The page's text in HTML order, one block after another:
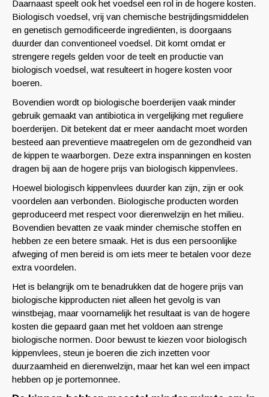
Daarnaast speelt ook het voedsel een rol in de hogere kosten.
Biologisch voedsel, vrij van chemische bestrijdingsmiddelen
en genetisch gemodificeerde ingrediënten, is doorgaans
duurder dan conventioneel voedsel. Dit komt omdat er
strengere regels gelden voor de teelt en productie van
biologisch voedsel, wat resulteert in hogere kosten voor
boeren.
Bovendien wordt op biologische boerderijen vaak minder
gebruik gemaakt van antibiotica in vergelijking met reguliere
boerderijen. Dit betekent dat er meer aandacht moet worden
besteed aan preventieve maatregelen om de gezondheid van
de kippen te waarborgen. Deze extra inspanningen en kosten
dragen bij aan de hogere prijs van biologisch kippenvlees.
Hoewel biologisch kippenvlees duurder kan zijn, zijn er ook
voordelen aan verbonden. Biologische producten worden
geproduceerd met respect voor dierenwelzijn en het milieu.
Bovendien bevatten ze vaak minder chemische stoffen en
hebben ze een betere smaak. Het is dus een persoonlijke
afweging of men bereid is om iets meer te betalen voor deze
extra voordelen.
Het is belangrijk om te benadrukken dat de hogere prijs van
biologische kipproducten niet alleen het gevolg is van
winstbejag, maar voornamelijk het resultaat is van de hogere
kosten die gepaard gaan met het voldoen aan strenge
biologische normen. Door bewust te kiezen voor biologisch
kippenvlees, steun je boeren die zich inzetten voor
duurzaamheid en dierenwelzijn, maar het kan wel een impact
hebben op je portemonnee.